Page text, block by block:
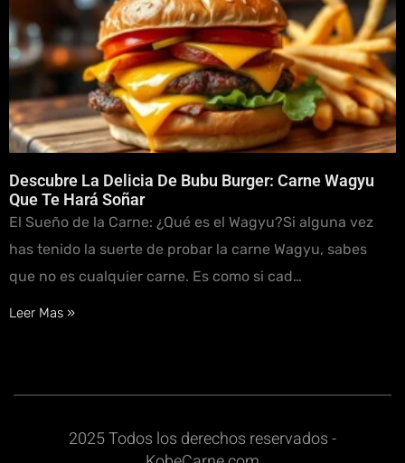
Descubre La Delicia De Bubu Burger: Carne Wagyu
Que Te Hará Soñar
El Sueño de la Carne: ¿Qué es el Wagyu?Si alguna vez
has tenido la suerte de probar la carne Wagyu, sabes
que no es cualquier carne. Es como si cad…
Leer Mas »
2025 Todos los derechos reservados -